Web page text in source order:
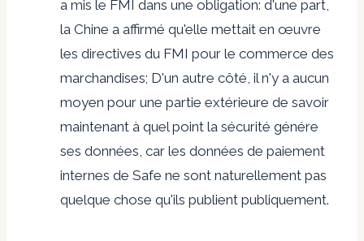
a mis le FMI dans une obligation: d'une part,
la Chine a affirmé qu'elle mettait en œuvre
les directives du FMI pour le commerce des
marchandises; D'un autre côté, il n'y a aucun
moyen pour une partie extérieure de savoir
maintenant à quel point la sécurité génére
ses données, car les données de paiement
internes de Safe ne sont naturellement pas
quelque chose qu'ils publient publiquement.